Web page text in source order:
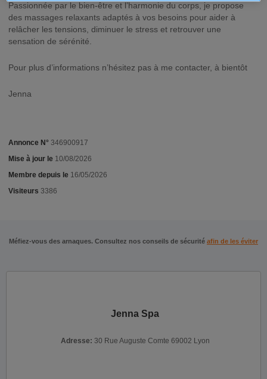
Passionnée par le bien-être et l’harmonie du corps, je propose
des massages relaxants adaptés à vos besoins pour aider à
relâcher les tensions, diminuer le stress et retrouver une
sensation de sérénité.
Pour plus d’informations n’hésitez pas à me contacter, à bientôt
Jenna
Annonce N° 346900917
Mise à jour le 10/08/2026
Membre depuis le 16/05/2026
Visiteurs 3386
Méfiez-vous des arnaques. Consultez nos conseils de sécurité afin de les éviter
Jenna Spa
Adresse: 30 Rue Auguste Comte 69002 Lyon